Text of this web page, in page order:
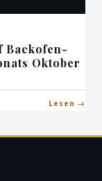
Backofen-
Oktober
Lesen